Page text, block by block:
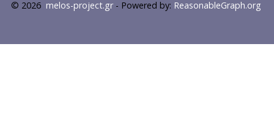
© 2026 melos-project.gr- Powered by: ReasonableGraph.org